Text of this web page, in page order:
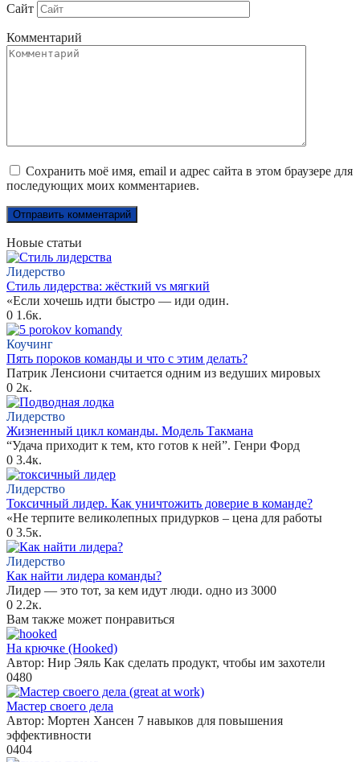
Сайт
Комментарий
Сохранить моё имя, email и адрес сайта в этом браузере для
последующих моих комментариев.
Новые статьи
Лидерство
Стиль лидерства: жёсткий vs мягкий
«Если хочешь идти быстро — иди один.
0 1.6к.
Коучинг
Пять пороков команды и что с этим делать?
Патрик Ленсиони считается одним из ведуших мировых
0 2к.
Лидерство
Жизненный цикл команды. Модель Такмана
“Удача приходит к тем, кто готов к ней”. Генри Форд
0 3.4к.
Лидерство
Токсичный лидер. Как уничтожить доверие в команде?
«Не терпите великолепных придурков – цена для работы
0 3.5к.
Лидерство
Как найти лидера команды?
Лидер — это тот, за кем идут люди. одно из 3000
0 2.2к.
Вам также может понравиться
На крючке (Hooked)
Автор: Нир Эяль Как сделать продукт, чтобы им захотели
0480
Мастер своего дела
Автор: Мортен Хансен 7 навыков для повышения
эффективности
0404